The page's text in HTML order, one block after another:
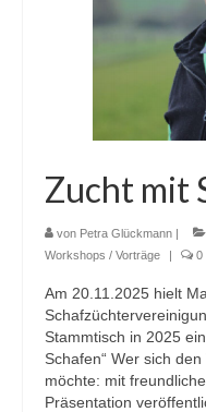
Zucht mit
von Petra Glückmann |
Workshops / Vorträge
| 0
Am 20.11.2025 hielt
Stammtisch in 2025
Schafen“ Wer sich
möchte: mit
Präsentation